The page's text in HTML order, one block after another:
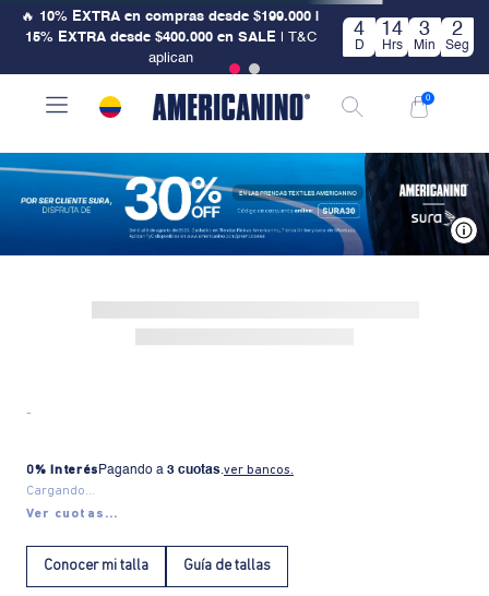
🔥 10% EXTRA en compras desde $199.000 |
15% EXTRA desde $400.000 en SALE| T&C
aplican
4
D
14
Hrs
3
Min
2
Seg
0
-
0% Interés Pagando a 3 cuotas.ver bancos.
Cargando...
Ver cuotas...
Conocer mi talla Guía de tallas